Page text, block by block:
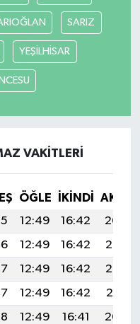
SARIZ
YEŞİLHİSAR
İNCESU
VAKITLERI
ÖĞLE İKINDI
12:49 16:42
20:04
12:49 16:42
20:03
12:49 16:42
20:02
12:49 16:42
20:01
12:49 16:41
20:00